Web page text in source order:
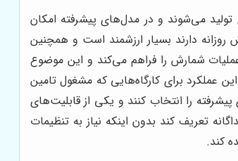
می‌شوند و در مدل‌های پیشرفته امکان
دارند بسیار ارزشمند است و همچنین
شمارش را فراهم می‌کند و این موضوع
عملکرد برای کارگاه‌هایی که مشغول تامین
را انتخاب کنند و یکی از قابلیت‌های
تعریف کند بدون اینکه نیاز به تنظیمات